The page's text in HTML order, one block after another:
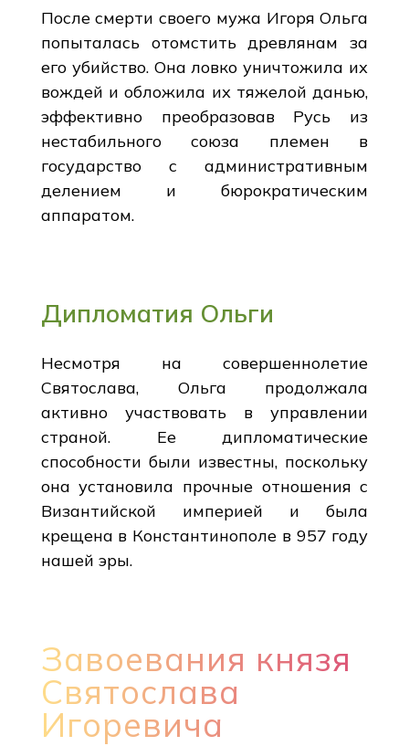
После смерти своего мужа Игоря Ольга
попыталась отомстить древлянам за
его убийство. Она ловко уничтожила их
вождей и обложила их тяжелой данью,
эффективно преобразовав Русь из
нестабильного союза племен в
государство с административным
делением и бюрократическим
аппаратом.
Дипломатия Ольги
Несмотря на совершеннолетие
Святослава, Ольга продолжала
активно участвовать в управлении
страной. Ее дипломатические
способности были известны, поскольку
она установила прочные отношения с
Византийской империей и была
крещена в Константинополе в 957 году
нашей эры.
Завоевания князя
Святослава
Игоревича